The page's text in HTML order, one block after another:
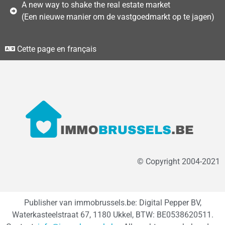
A new way to shake the real estate market
(Een nieuwe manier om de vastgoedmarkt op te jagen)
Cette page en français
© Copyright 2004-2021
Publisher van immobrussels.be: Digital Pepper BV,
Waterkasteelstraat 67, 1180 Ukkel, BTW: BE0538620511.